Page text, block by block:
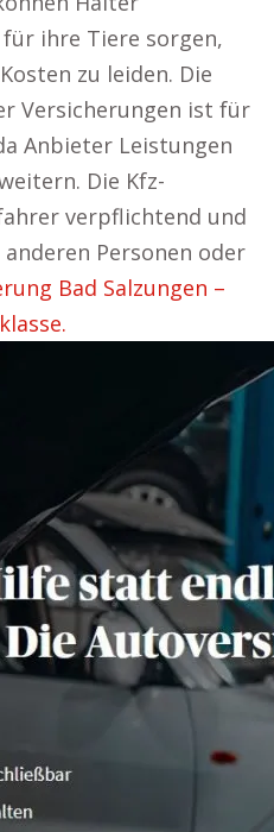
ihre Tiere sorgen,
zu leiden. Die
Versicherungen ist für
Anbieter Leistungen
Die Kfz-
verpflichtend und
Personen oder
Bad Salzungen –